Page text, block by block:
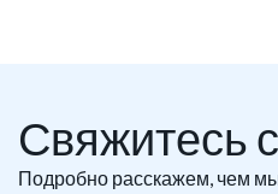
Свяжитесь
Подробно расскажем, чем